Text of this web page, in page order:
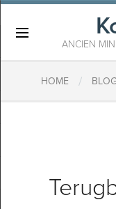
ANCIEN
HOME / BLOG